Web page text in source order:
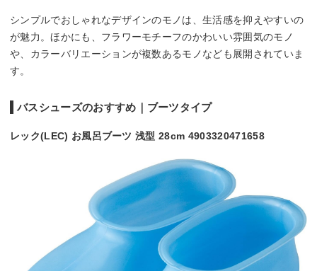
シンプルでおしゃれなデザインのモノは、生活感を抑えやすいの
が魅力。ほかにも、フラワーモチーフのかわいい雰囲気のモノ
や、カラーバリエーションが複数あるモノなども展開されていま
す。
バスシューズのおすすめ｜ブーツタイプ
レック(LEC) お風呂ブーツ 浅型 28cm 4903320471658